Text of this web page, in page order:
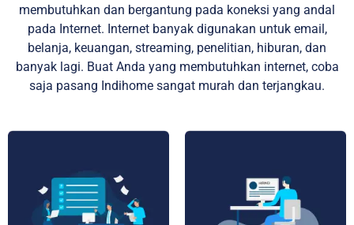
membutuhkan dan bergantung pada koneksi yang andal
pada Internet. Internet banyak digunakan untuk email,
belanja, keuangan, streaming, penelitian, hiburan, dan
banyak lagi. Buat Anda yang membutuhkan internet, coba
saja pasang Indihome sangat murah dan terjangkau.